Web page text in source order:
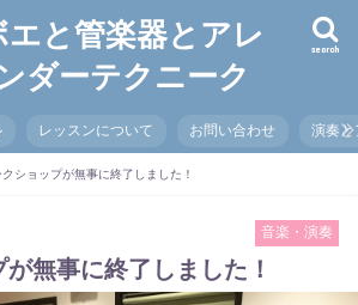
エと管楽器とアレ
ダーテクニーク
search
レッスンについて お問い合わせ 演奏と
クショップが無事に終了しました！
音楽・演奏
無事に終了しました！